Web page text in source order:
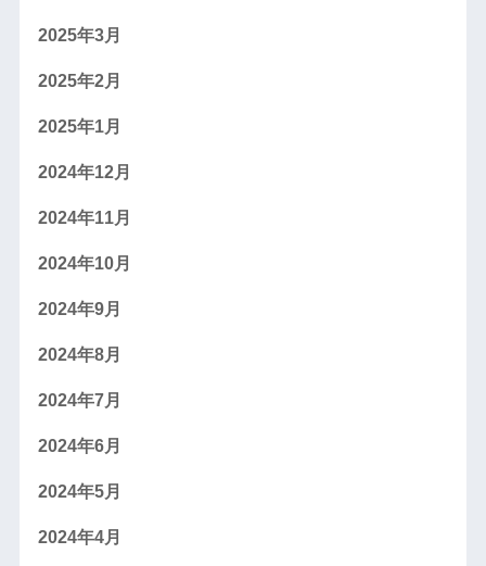
2025年3月
2025年2月
2025年1月
2024年12月
2024年11月
2024年10月
2024年9月
2024年8月
2024年7月
2024年6月
2024年5月
2024年4月